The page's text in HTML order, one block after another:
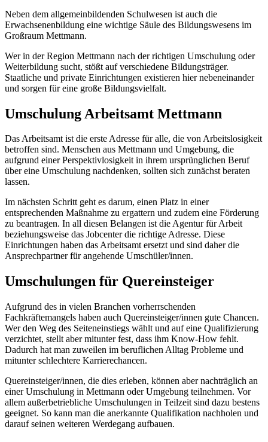
Neben dem allgemeinbildenden Schulwesen ist auch die
Erwachsenenbildung eine wichtige Säule des Bildungswesens im
Großraum Mettmann.
Wer in der Region Mettmann nach der richtigen Umschulung oder
Weiterbildung sucht, stößt auf verschiedene Bildungsträger.
Staatliche und private Einrichtungen existieren hier nebeneinander
und sorgen für eine große Bildungsvielfalt.
Umschulung Arbeitsamt Mettmann
Das Arbeitsamt ist die erste Adresse für alle, die von Arbeitslosigkeit
betroffen sind. Menschen aus Mettmann und Umgebung, die
aufgrund einer Perspektivlosigkeit in ihrem ursprünglichen Beruf
über eine Umschulung nachdenken, sollten sich zunächst beraten
lassen.
Im nächsten Schritt geht es darum, einen Platz in einer
entsprechenden Maßnahme zu ergattern und zudem eine Förderung
zu beantragen. In all diesen Belangen ist die Agentur für Arbeit
beziehungsweise das Jobcenter die richtige Adresse. Diese
Einrichtungen haben das Arbeitsamt ersetzt und sind daher die
Ansprechpartner für angehende Umschüler/innen.
Umschulungen für Quereinsteiger
Aufgrund des in vielen Branchen vorherrschenden
Fachkräftemangels haben auch Quereinsteiger/innen gute Chancen.
Wer den Weg des Seiteneinstiegs wählt und auf eine Qualifizierung
verzichtet, stellt aber mitunter fest, dass ihm Know-How fehlt.
Dadurch hat man zuweilen im beruflichen Alltag Probleme und
mitunter schlechtere Karrierechancen.
Quereinsteiger/innen, die dies erleben, können aber nachträglich an
einer Umschulung in Mettmann oder Umgebung teilnehmen. Vor
allem außerbetriebliche Umschulungen in Teilzeit sind dazu bestens
geeignet. So kann man die anerkannte Qualifikation nachholen und
darauf seinen weiteren Werdegang aufbauen.